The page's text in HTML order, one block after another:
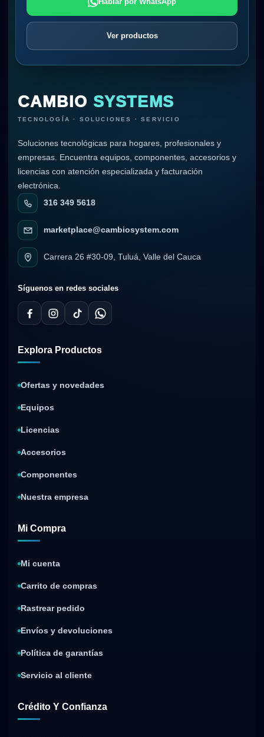
Ver productos
CAMBIO SYSTEMS
TECNOLOGÍA · SOLUCIONES · SERVICIO
Soluciones tecnológicas para hogares, profesionales y
empresas. Encuentra equipos, componentes, accesorios y
licencias con atención especializada y facturación
electrónica.
316 349 5618
marketplace@cambiosystem.com
Carrera 26 #30-09, Tuluá, Valle del Cauca
Síguenos en redes sociales
Explora Productos
Ofertas y novedades
Equipos
Licencias
Accesorios
Componentes
Nuestra empresa
Mi Compra
Mi cuenta
Carrito de compras
Rastrear pedido
Envíos y devoluciones
Política de garantías
Servicio al cliente
Crédito Y Confianza